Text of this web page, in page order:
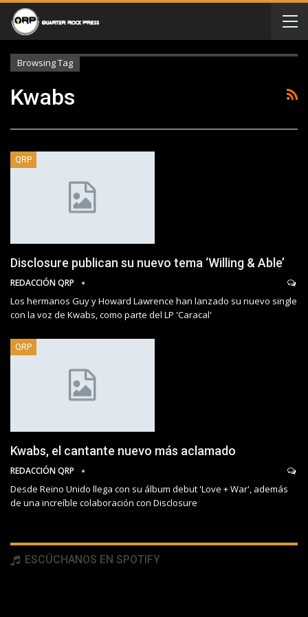
Browsing Tag
Kwabs
QRP
Disclosure publican su nuevo tema ‘Willing & Able’
REDACCIÓN QRP
Los hermanos Guy y Howard Lawrence han lanzado su nuevo single
con la voz de Kwabs, como parte del LP 'Caracal'
QRP
Kwabs, el cantante nuevo más aclamado
REDACCIÓN QRP
Desde Reino Unido llega con su álbum debut 'Love + War', además
de una increíble colaboración con Disclosure
ESCÚCHANOS EN SPOTIFY